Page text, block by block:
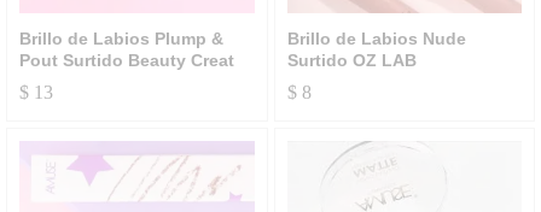
Brillo de Labios Plump &
Pout Surtido Beauty Creat
$ 13
Brillo de Labios Nude
Surtido OZ LAB
$8